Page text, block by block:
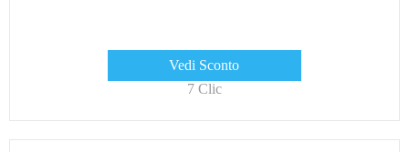
Vedi Sconto
7 Clic